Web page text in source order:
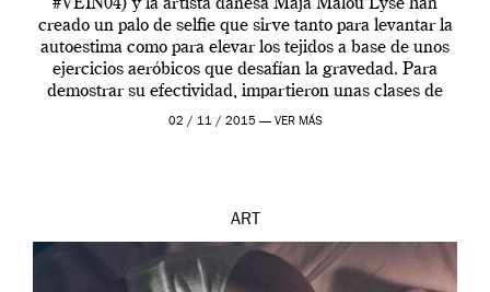
#VEIN04) y la artista danesa Maja Malou Lyse han
creado un palo de selfie que sirve tanto para levantar la
autoestima como para elevar los tejidos a base de unos
ejercicios aeróbicos que desafían la gravedad. Para
demostrar su efectividad, impartieron unas clases de
prueba en el Tate […]
02 / 11 / 2015 — VER MÁS
ART